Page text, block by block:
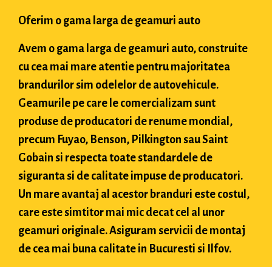
Oferim o gama larga de geamuri auto
Avem o gama larga de geamuri auto, construite
cu cea mai mare atentie pentru majoritatea
brandurilor sim odelelor de autovehicule.
Geamurile pe care le comercializam sunt
produse de producatori de renume mondial,
precum Fuyao, Benson, Pilkington sau Saint
Gobain si respecta toate standardele de
siguranta si de calitate impuse de producatori.
Un mare avantaj al acestor branduri este costul,
care este simtitor mai mic decat cel al unor
geamuri originale. Asiguram servicii de montaj
de cea mai buna calitate in Bucuresti si Ilfov.